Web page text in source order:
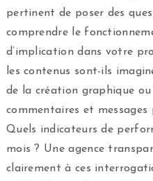
pertinent de poser des
comprendre le
d’implication dans votre
les contenus sont-ils
de la création graphique
commentaires et messages
Quels indicateurs de
mois ? Une agence
clairement à ces